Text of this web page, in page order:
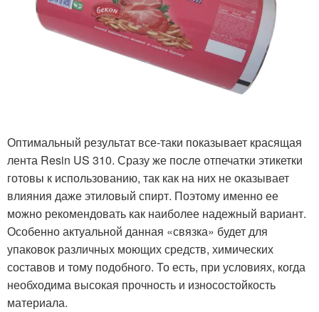
Оптимальный результат все-таки показывает красящая
лента Resin US 310. Сразу же после отпечатки этикетки
готовы к использованию, так как на них не оказывает
влияния даже этиловый спирт. Поэтому именно ее
можно рекомендовать как наиболее надежный вариант.
Особенно актуальной данная «связка» будет для
упаковок различных моющих средств, химических
составов и тому подобного. То есть, при условиях, когда
необходима высокая прочность и износостойкость
материала.